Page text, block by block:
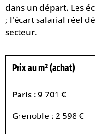
dans un départ. Les
; l'écart salarial réel
secteur.
Prix au m² (achat)
Paris : 9 701 €
Grenoble : 2 598 €